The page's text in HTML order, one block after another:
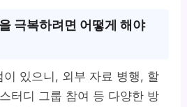
극복하려면 어떻게 해야
이 있으니, 외부 자료 병행, 할
터디 그룹 참여 등 다양한 방